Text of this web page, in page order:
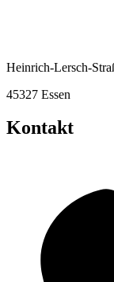
Heinrich-Lersch-
45327 Essen
Kontakt